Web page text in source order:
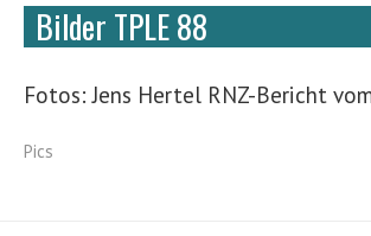
Bilder TPLE 88
Fotos: Jens Hertel RNZ-Bericht
Pics